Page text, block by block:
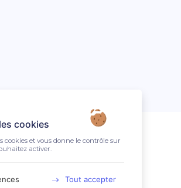
cookies
cookies et vous donne le contrôle sur
activer.
Tout accepter